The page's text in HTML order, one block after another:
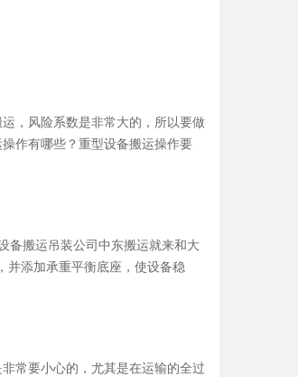
，风险系数是非常大的，所以要做
作有哪些？重型设备搬运操作要
备搬运吊装公司中东搬运就来和大
并添加承重平衡底座，使设备稳
常要小心的，尤其是在运输的全过